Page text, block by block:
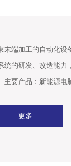
端加工的自动化
的研发、改造能
要产品：新能源电
更多